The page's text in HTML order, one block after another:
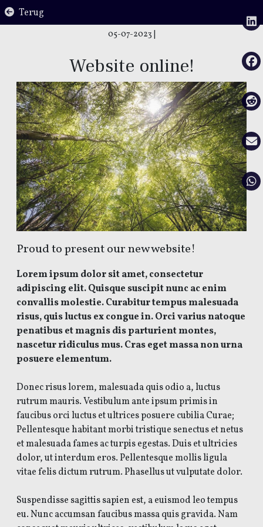
Terug
05-07-2023
Website online!
Proud to present our new website!
Lorem ipsum dolor sit amet, consectetur
adipiscing elit. Quisque suscipit nunc ac enim
convallis molestie. Curabitur tempus malesuada
risus, quis luctus ex congue in. Orci varius natoque
penatibus et magnis dis parturient montes,
nascetur ridiculus mus. Cras eget massa non urna
posuere elementum.
Donec risus lorem, malesuada quis odio a, luctus
rutrum mauris. Vestibulum ante ipsum primis in
faucibus orci luctus et ultrices posuere cubilia Curae;
Pellentesque habitant morbi tristique senectus et netus
et malesuada fames ac turpis egestas. Duis et ultricies
dolor, ut interdum eros. Pellentesque mollis ligula
vitae felis dictum rutrum. Phasellus ut vulputate dolor.
Suspendisse sagittis sapien est, a euismod leo tempus
eu. Nunc accumsan faucibus massa quis gravida. Nam